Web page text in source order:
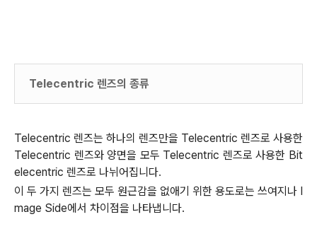
Telecentric 렌즈의 종류
Telecentric 렌즈는 하나의 렌즈만을 Telecentric 렌즈로 사용한
Telecentric 렌즈와 양면을 모두 Telecentric 렌즈로 사용한 Bit
elecentric 렌즈로 나뉘어집니다.
이 두 가지 렌즈는 모두 원근감을 없애기 위한 용도로는 쓰여지나 I
mage Side에서 차이점을 나타냅니다.